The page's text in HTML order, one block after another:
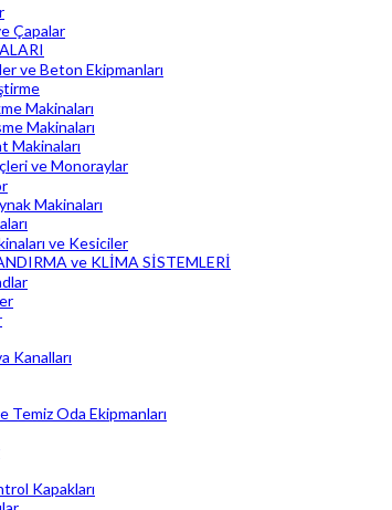
Çapalar
ve Beton Ekipmanları
Makinaları
Makinaları
Makinaları
ve Monoraylar
Makinaları
ve Kesiciler
ve KLİMA SİSTEMLERİ
Kanalları
Temiz Oda Ekipmanları
Kapakları